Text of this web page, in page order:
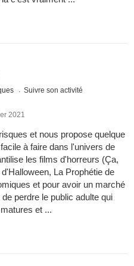
Suivre son activité
2021
et nous propose quelque
à faire dans l'univers de
les films d'horreurs (Ça,
La Prophétie de
et pour avoir un marché
perdre le public adulte qui
et ...